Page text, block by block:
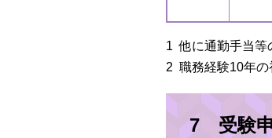
1 他に通勤手当等
2 職務経験10年の
7 受験